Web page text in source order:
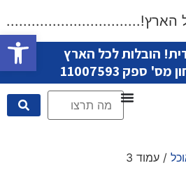
פתח
הובלות לכל הארץ
ספק 11007593
/ עמוד 3